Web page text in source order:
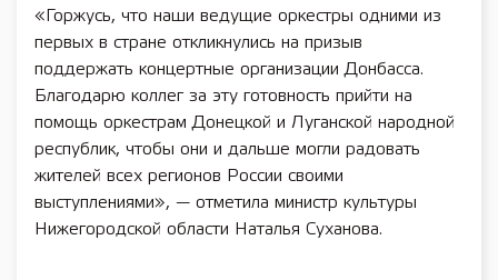
«Горжусь, что наши ведущие оркестры одними из
первых в стране откликнулись на призыв
поддержать концертные организации Донбасса.
Благодарю коллег за эту готовность прийти на
помощь оркестрам Донецкой и Луганской народной
республик, чтобы они и дальше могли радовать
жителей всех регионов России своими
выступлениями», — отметила министр культуры
Нижегородской области Наталья Суханова.